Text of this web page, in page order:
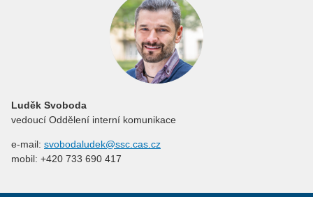
Luděk Svoboda
vedoucí Oddělení interní komunikace
e-mail: svobodaludek@ssc.cas.cz
mobil: +420 733 690 417